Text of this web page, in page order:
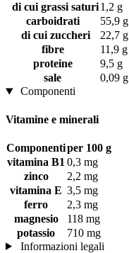
di cui grassi saturi1,2 g
carboidrati
55,9 g
di cui zuccheri
22,7 g
fibre
11,9 g
proteine
9,5 g
sale
0,09 g
Componenti
Vitamine e minerali
Componentiper 100 g
vitamina B1 0,3 mg
zinco
2,2 mg
vitamina E 3,5 mg
ferro
2,3 mg
magnesio
118 mg
potassio
710 mg
Informazioni legali